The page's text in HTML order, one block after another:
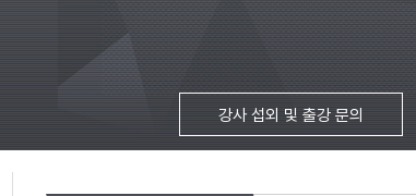
강사 섭외 및 출강 문의